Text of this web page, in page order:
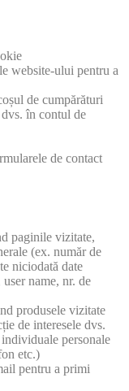
website-ului pentru a
de cumpărături
în contul de
de contact
paginile vizitate,
(ex. număr de
niciodată date
name, nr. de
produsele vizitate
de interesele dvs.
personale
etc.)
pentru a primi